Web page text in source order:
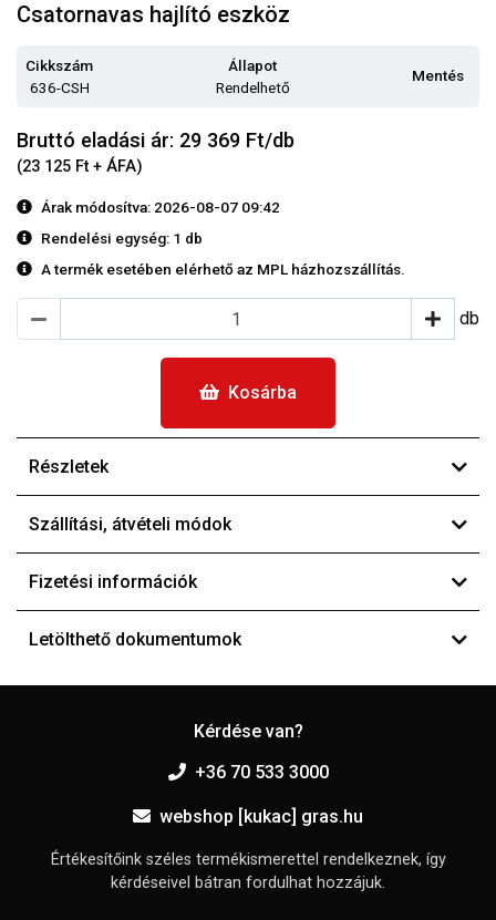
Csatornavas hajlító eszköz
Cikkszám
636-CSH
Állapot
Rendelhető
Mentés
Bruttó eladási ár: 29 369 Ft/db
(23 125 Ft + ÁFA)
Árak módosítva: 2026-08-07 09:42
Rendelési egység: 1 db
A termék esetében elérhető az MPL házhozszállítás.
db
Kosárba
Részletek
Szállítási, átvételi módok
Fizetési információk
Letölthető dokumentumok
Kérdése van?
+36 70 533 3000
webshop [kukac] gras.hu
Értékesítőink széles termékismerettel rendelkeznek, így
kérdéseivel bátran fordulhat hozzájuk.